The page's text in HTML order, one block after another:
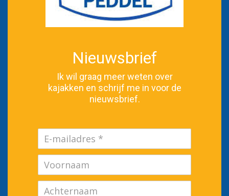
Nieuwsbrief
Ik wil graag meer weten over
kajakken en schrijf me in voor de
nieuwsbrief.